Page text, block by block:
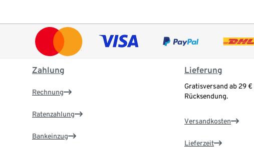
Zahlung
Rechnung
Ratenzahlung
Bankeinzug
Lieferung
Gratisversand ab 29
Rücksendung.
Versandkosten
Lieferzeit